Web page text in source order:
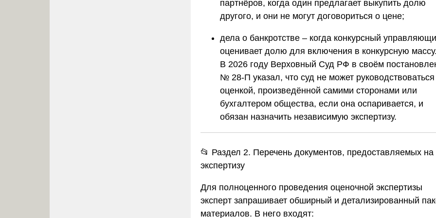
партнёров, когда один предлагает выкупить долю
другого, и они не могут договориться о цене;
дела о банкротстве – когда конкурсный
оценивает долю для включения в конкурсную массу.
В 2026 году Верховный Суд РФ в своём
№ 28-П указал, что суд не может руководствоваться
оценкой, произведённой самими сторонами или
бухгалтером общества, если она оспаривается, и
обязан назначить независимую экспертизу.
📂 Раздел 2. Перечень документов, предоставляемых на
экспертизу
Для полноценного проведения оценочной экспертизы
эксперт запрашивает обширный и детализированный
материалов. В него входят: